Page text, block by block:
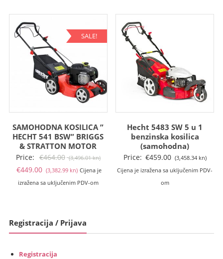
(15,001.19
kn).
SALE!
SAMOHODNA KOSILICA ”
HECHT 541 BSW” BRIGGS
& STRATTON MOTOR
Price: €464.00 (3,496.01 kn)Izvorna
cijena
kn).
€449.00 (3,382.99 kn)Trenutna
cijena
kn).
Cijena je
izražena sa uključenim PDV-om
Hecht 5483 SW 5 u 1
benzinska kosilica
(samohodna)
Price: €459.00 (3,458.34 kn)
Cijena je izražena sa uključenim PDV-
om
Registracija / Prijava
Registracija